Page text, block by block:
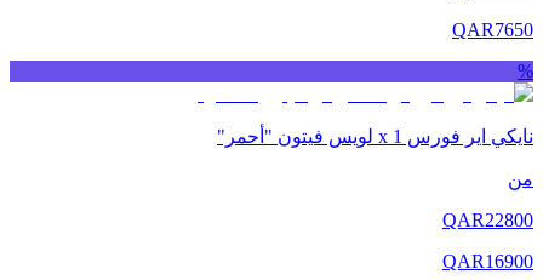
QAR7650
%
نايكي اير فورس 1 x لويس فيتون "أحمر"
من
QAR22800
QAR16900